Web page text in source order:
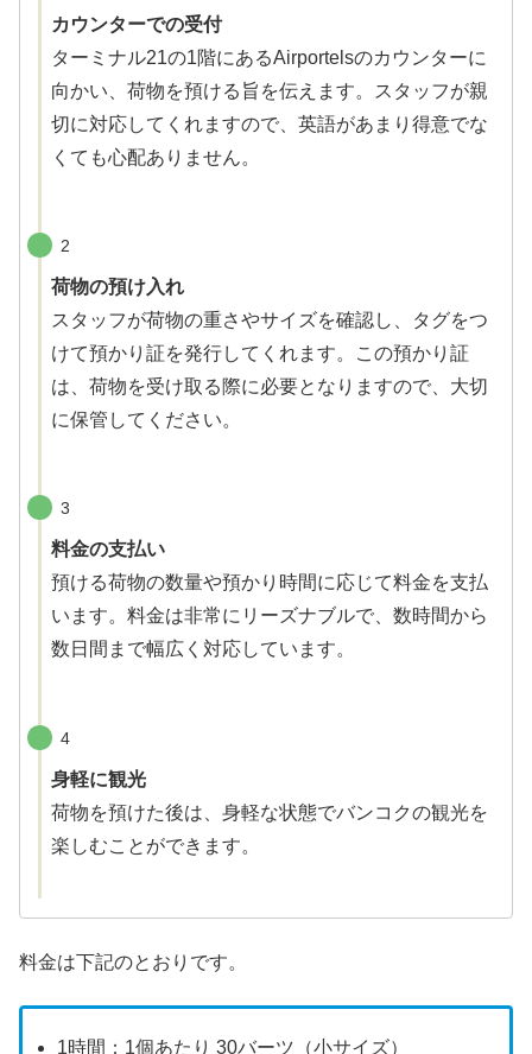
カウンターでの受付
ターミナル21の1階にあるAirportelsのカウンターに
向かい、荷物を預ける旨を伝えます。スタッフが親
切に対応してくれますので、英語があまり得意でな
くても心配ありません。
2
荷物の預け入れ
スタッフが荷物の重さやサイズを確認し、タグをつ
けて預かり証を発行してくれます。この預かり証
は、荷物を受け取る際に必要となりますので、大切
に保管してください。
3
料金の支払い
預ける荷物の数量や預かり時間に応じて料金を支払
います。料金は非常にリーズナブルで、数時間から
数日間まで幅広く対応しています。
4
身軽に観光
荷物を預けた後は、身軽な状態でバンコクの観光を
楽しむことができます。
料金は下記のとおりです。
1時間：1個あたり 30バーツ（小サイズ）